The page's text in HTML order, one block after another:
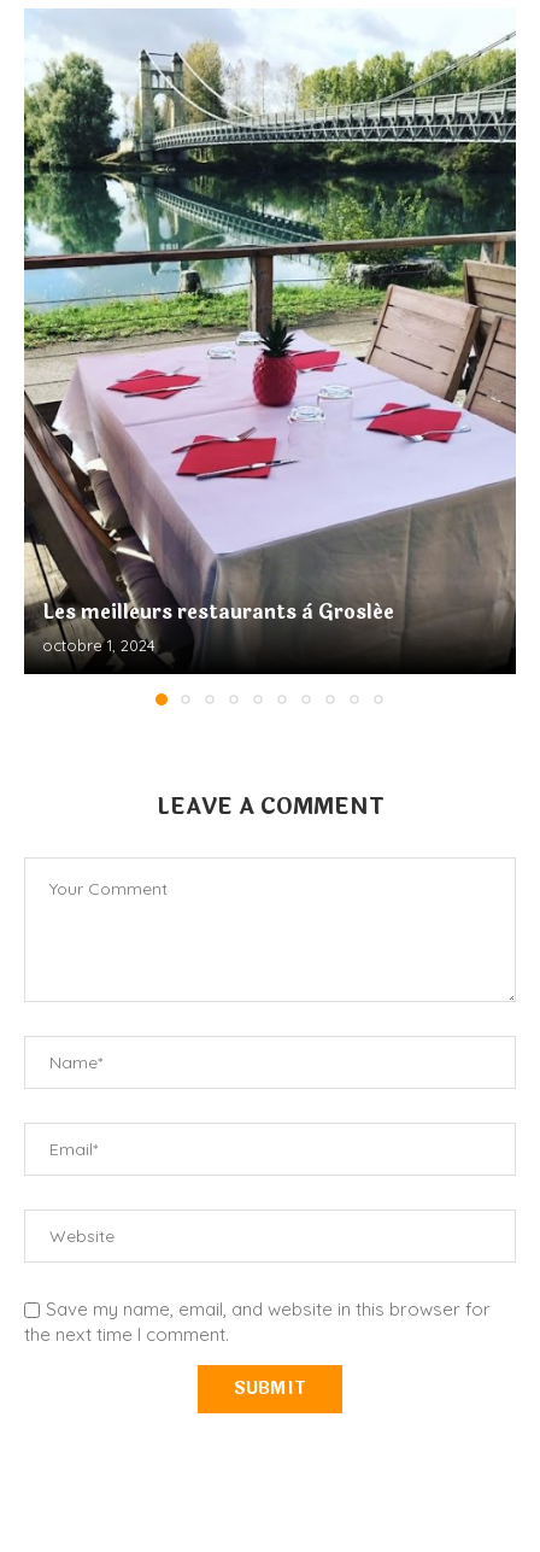
Les meilleurs restaurants à Groslée
octobre 1, 2024
LEAVE A COMMENT
Save my name, email, and website in this browser for
the next time I comment.